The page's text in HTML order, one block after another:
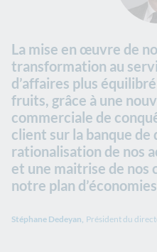
La mise en œuvre de
transformation au
d’affaires plus
fruits, grâce à une
commerciale de
client sur la banque de
rationalisation de nos
et une maitrise de nos
notre plan
Stéphane Dedeyan, Président du